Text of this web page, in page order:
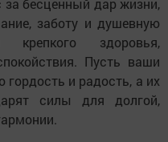
бесценный дар жизни,
заботу и душевную
здоровья,
Пусть ваши
гордость и радость, а их
силы для долгой,